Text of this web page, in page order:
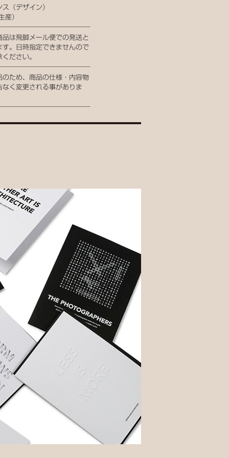
（デザイン）
産）
品は飛脚メール便での発送と
す。日時指定できませんので
ださい。
のため、商品の仕様・内容物
なく変更される事がありま